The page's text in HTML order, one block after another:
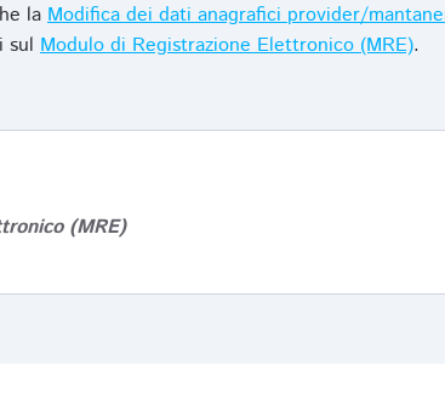
la Modifica dei dati anagrafici provider/
sul Modulo di Registrazione Elettronico (MRE).
(MRE)